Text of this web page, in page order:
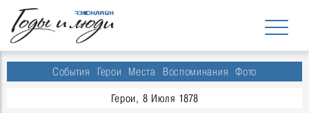
События Герои Места Воспоминания Фото
Герои, 8 Июля 1878